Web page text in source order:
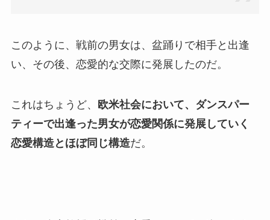
このように、戦前の男女は、盆踊りで相手と出逢
い、その後、恋愛的な交際に発展したのだ。
これはちょうど、
欧米社会において、ダンスパー
ティーで出逢った男女が恋愛関係に発展していく
恋愛構造とほぼ同じ構造だ。